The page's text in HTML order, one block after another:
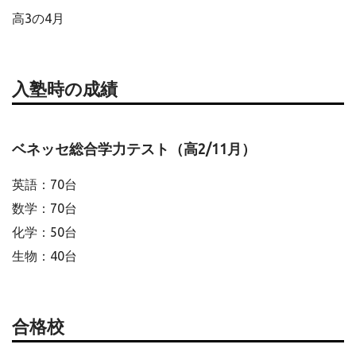
高3の4月
入塾時の成績
ベネッセ総合学力テスト（高2/11月）
英語：70台
数学：70台
化学：50台
生物：40台
合格校